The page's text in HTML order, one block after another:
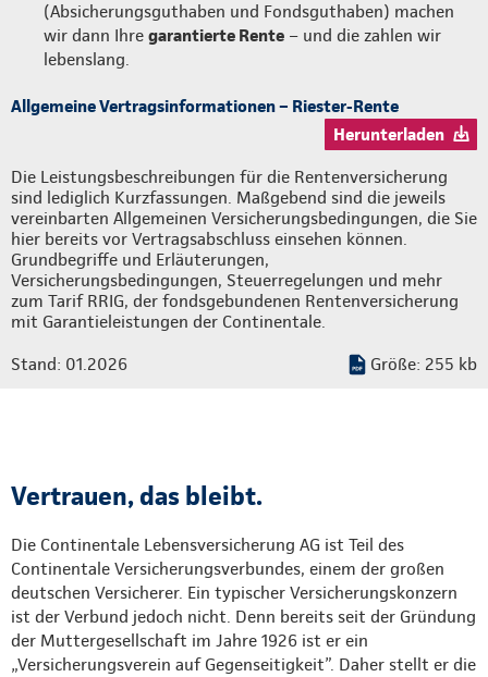
(Absicherungsguthaben und Fondsguthaben) machen
wir dann Ihre garantierte Rente – und die zahlen wir
lebenslang.
Allgemeine Vertragsinformationen – Riester-Rente
Herunterladen
Die Leistungsbeschreibungen für die Rentenversicherung
sind lediglich Kurzfassungen. Maßgebend sind die jeweils
vereinbarten Allgemeinen Versicherungsbedingungen, die Sie
hier bereits vor Vertragsabschluss einsehen können.
Grundbegriffe und Erläuterungen,
Versicherungsbedingungen, Steuerregelungen und mehr
zum Tarif RRIG, der fondsgebundenen Rentenversicherung
mit Garantieleistungen der Continentale.
Stand: 01.2026 Größe: 255 kb
Vertrauen, das bleibt.
Die Continentale Lebensversicherung AG ist Teil des
Continentale Versicherungsverbundes, einem der großen
deutschen Versicherer. Ein typischer Versicherungskonzern
ist der Verbund jedoch nicht. Denn bereits seit der Gründung
der Muttergesellschaft im Jahre 1926 ist er ein
„Versicherungsverein auf Gegenseitigkeit”. Daher stellt er die